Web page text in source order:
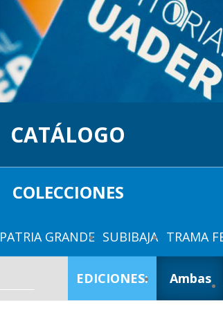
CATÁLOGO
COLECCIONES
PATRIA GRANDE SUBIBAJA TRAMA
EDICIONES: Ambas